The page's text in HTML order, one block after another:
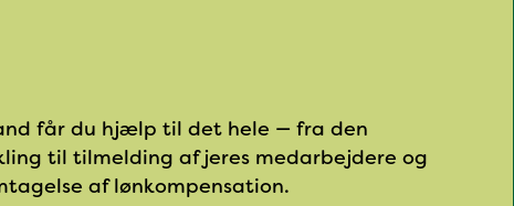
får du hjælp til det hele — fra den
til tilmelding af jeres medarbejdere og
af lønkompensation.